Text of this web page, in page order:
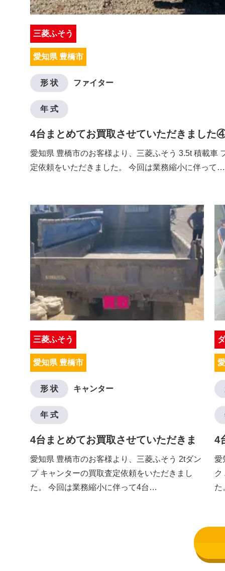
三菱ふそう
愛知県 豊橋市
形 状 ファイター
年 式
4台まとめてお買取させていただきました
愛知県 豊橋市のお客様より、三菱ふそう 3.5t 積載車
定依頼をいただきました。 今回は業務縮小に伴って…
三菱ふそう
愛知県 豊橋市
形 状 キャンター
年 式
4台まとめてお買取させていただきま
した③
愛知県 豊橋市のお客様より、三菱ふそう 2tダン
プ キャンターの買取査定依頼をいただきまし
た。 今回は業務縮小に伴って4台…
4
愛
ク
た